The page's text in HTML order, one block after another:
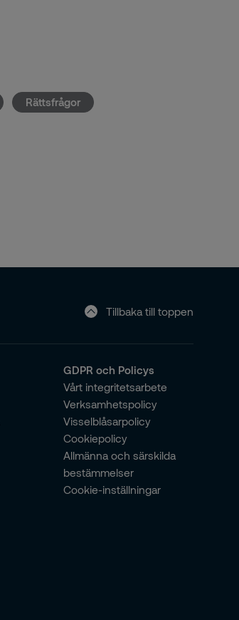
Rättsfrågor
Tillbaka till toppen
GDPR och Policys
Vårt integritetsarbete
Verksamhetspolicy
Visselblåsarpolicy
Cookiepolicy
Allmänna och särskilda
bestämmelser
Cookie-inställningar